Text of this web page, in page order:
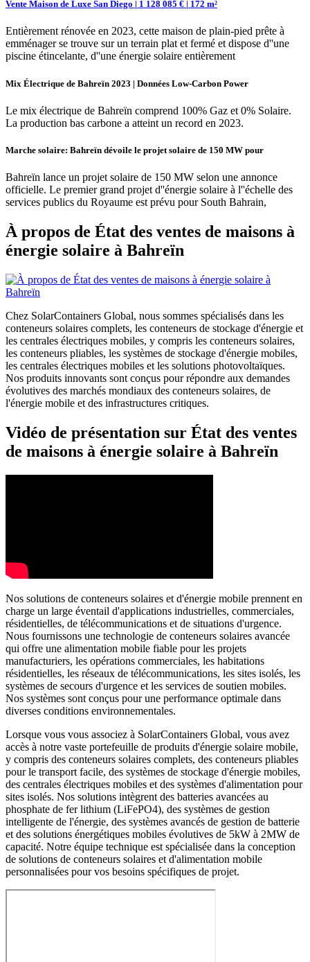
Vente Maison de Luxe San Diego | 1 128 085 € | 172 m²
Entièrement rénovée en 2023, cette maison de plain-pied prête à
emménager se trouve sur un terrain plat et fermé et dispose d''une
piscine étincelante, d''une énergie solaire entièrement
Mix Électrique de Bahreïn 2023 | Données Low-Carbon Power
Le mix électrique de Bahreïn comprend 100% Gaz et 0% Solaire.
La production bas carbone a atteint un record en 2023.
Marche solaire: Bahreïn dévoile le projet solaire de 150 MW pour
Bahreïn lance un projet solaire de 150 MW selon une annonce
officielle. Le premier grand projet d''énergie solaire à l''échelle des
services publics du Royaume est prévu pour South Bahrain,
À propos de État des ventes de maisons à
énergie solaire à Bahreïn
Chez SolarContainers Global, nous sommes spécialisés dans les
conteneurs solaires complets, les conteneurs de stockage d'énergie et
les centrales électriques mobiles, y compris les conteneurs solaires,
les conteneurs pliables, les systèmes de stockage d'énergie mobiles,
les centrales électriques mobiles et les solutions photovoltaïques.
Nos produits innovants sont conçus pour répondre aux demandes
évolutives des marchés mondiaux des conteneurs solaires, de
l'énergie mobile et des infrastructures critiques.
Vidéo de présentation sur État des ventes
de maisons à énergie solaire à Bahreïn
Nos solutions de conteneurs solaires et d'énergie mobile prennent en
charge un large éventail d'applications industrielles, commerciales,
résidentielles, de télécommunications et de situations d'urgence.
Nous fournissons une technologie de conteneurs solaires avancée
qui offre une alimentation mobile fiable pour les projets
manufacturiers, les opérations commerciales, les habitations
résidentielles, les réseaux de télécommunications, les sites isolés, les
systèmes de secours d'urgence et les services de soutien mobiles.
Nos systèmes sont conçus pour une performance optimale dans
diverses conditions environnementales.
Lorsque vous vous associez à SolarContainers Global, vous avez
accès à notre vaste portefeuille de produits d'énergie solaire mobile,
y compris des conteneurs solaires complets, des conteneurs pliables
pour le transport facile, des systèmes de stockage d'énergie mobiles,
des centrales électriques mobiles et des systèmes d'alimentation pour
sites isolés. Nos solutions intègrent des batteries avancées au
phosphate de fer lithium (LiFePO4), des systèmes de gestion
intelligente de l'énergie, des systèmes avancés de gestion de batterie
et des solutions énergétiques mobiles évolutives de 5kW à 2MW de
capacité. Notre équipe technique est spécialisée dans la conception
de solutions de conteneurs solaires et d'alimentation mobile
personnalisées pour vos besoins spécifiques de projet.